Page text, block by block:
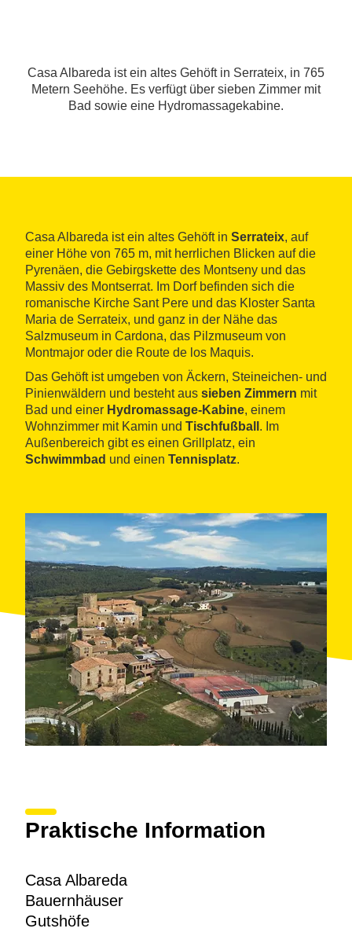
Casa Albareda ist ein altes Gehöft in Serrateix, in 765
Metern Seehöhe. Es verfügt über sieben Zimmer mit
Bad sowie eine Hydromassagekabine.
Casa Albareda ist ein altes Gehöft in Serrateix, auf
einer Höhe von 765 m, mit herrlichen Blicken auf die
Pyrenäen, die Gebirgskette des Montseny und das
Massiv des Montserrat. Im Dorf befinden sich die
romanische Kirche Sant Pere und das Kloster Santa
Maria de Serrateix, und ganz in der Nähe das
Salzmuseum in Cardona, das Pilzmuseum von
Montmajor oder die Route de los Maquis.
Das Gehöft ist umgeben von Äckern, Steineichen- und
Pinienwäldern und besteht aus sieben Zimmern mit
Bad und einer Hydromassage-Kabine, einem
Wohnzimmer mit Kamin und Tischfußball . Im
Außenbereich gibt es einen Grillplatz, ein
Schwimmbad und einen Tennisplatz.
Praktische Information
Casa Albareda
Bauernhäuser
Gutshöfe